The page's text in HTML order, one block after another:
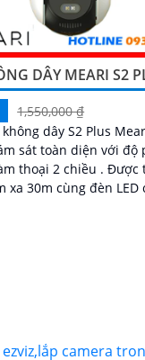
DÂY MEARI S2
1,550,000 ₫
dây S2 Plus
sát toàn diện với độ
2 chiều . Được trang bị
xa 30m cùng đèn LED